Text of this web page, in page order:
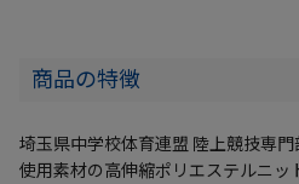
商品の特徴
埼玉県中学校体育連盟 陸上競技専門
使用素材の高伸縮ポリエステルニッ